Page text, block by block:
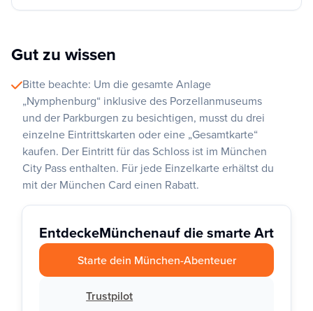
Gut zu wissen
Bitte beachte: Um die gesamte Anlage
„Nymphenburg“ inklusive des Porzellanmuseums
und der Parkburgen zu besichtigen, musst du drei
einzelne Eintrittskarten oder eine „Gesamtkarte“
kaufen. Der Eintritt für das Schloss ist im München
City Pass enthalten. Für jede Einzelkarte erhältst du
mit der München Card einen Rabatt.
EntdeckeMünchenauf die smarte Art
Starte dein München-Abenteuer
Trustpilot